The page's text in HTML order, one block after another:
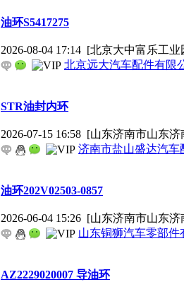
油环S5417275
2026-08-04 17:14 [北京大中富乐工业
北京远大汽车配件有限
STR油封内环
2026-07-15 16:58 [山东济南市山东
济南市盐山盛达汽车
油环202V02503-0857
2026-06-04 15:26 [山东济南市山东
山东铜狮汽车零部件
AZ2229020007 导油环